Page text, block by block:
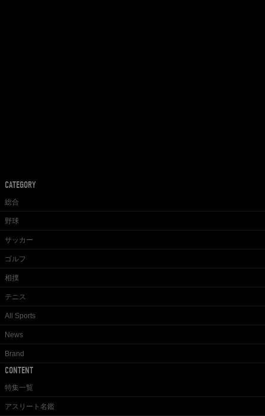
CATEGORY
総合
野球
サッカー
ゴルフ
相撲
テニス
All Sports
News
Brand
CONTENT
特集一覧
アスリート名鑑